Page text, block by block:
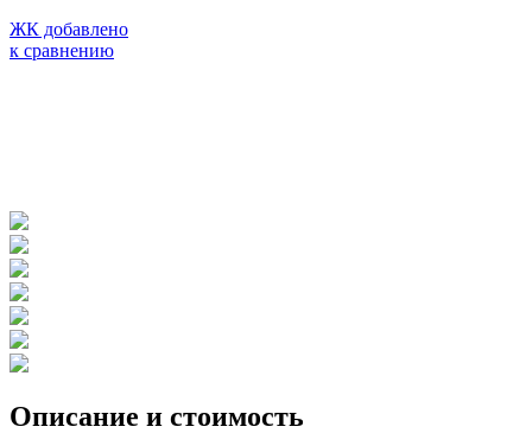
ЖК добавлено
к сравнению
Описание и стоимость